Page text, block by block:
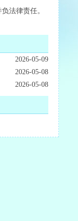
法律责任。
2026-05-09
2026-05-08
2026-05-08